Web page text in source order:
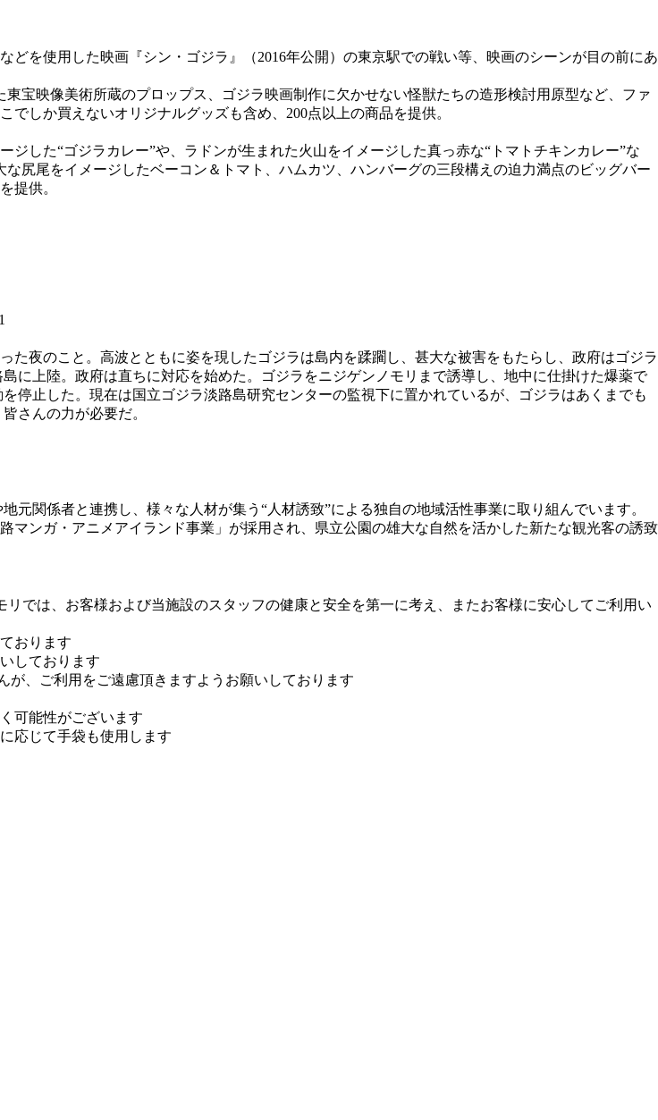
を使用した映画『シン・ゴジラ』（2016年公開）の東京駅での戦い等、映画のシーンが目の前にあ
宝映像美術所蔵のプロップス、ゴジラ映画制作に欠かせない怪獣たちの造形検討用原型など、ファ
しか買えないオリジナルグッズも含め、200点以上の商品を提供。
した“ゴジラカレー”や、ラドンが生まれた火山をイメージした真っ赤な“トマトチキンカレー”な
尻尾をイメージしたベーコン＆トマト、ハムカツ、ハンバーグの三段構えの迫力満点のビッグバー
提供。
夜のこと。高波とともに姿を現したゴジラは島内を蹂躙し、甚大な被害をもたらし、政府はゴジラ
に上陸。政府は直ちに対応を始めた。ゴジラをニジゲンノモリまで誘導し、地中に仕掛けた爆薬で
停止した。現在は国立ゴジラ淡路島研究センターの監視下に置かれているが、ゴジラはあくまでも
さんの力が必要だ。
元関係者と連携し、様々な人材が集う“人材誘致”による独自の地域活性事業に取り組んでいます。
マンガ・アニメアイランド事業」が採用され、県立公園の雄大な自然を活かした新たな観光客の誘致
では、お客様および当施設のスタッフの健康と安全を第一に考え、またお客様に安心してご利用い
おります
しております
が、ご利用をご遠慮頂きますようお願いしております
可能性がございます
応じて手袋も使用します